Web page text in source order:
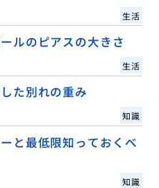
生活
ルのピアスの大きさ
生活
た別れの重み
知識
と最低限知っておくべ
知識